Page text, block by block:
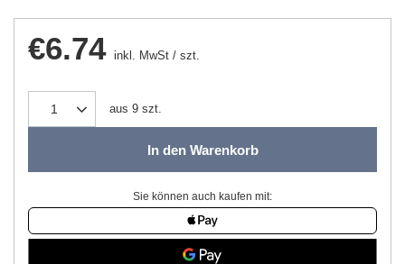
€6.74 inkl. MwSt / szt.
aus 9 szt.
In den Warenkorb
Sie können auch kaufen mit: